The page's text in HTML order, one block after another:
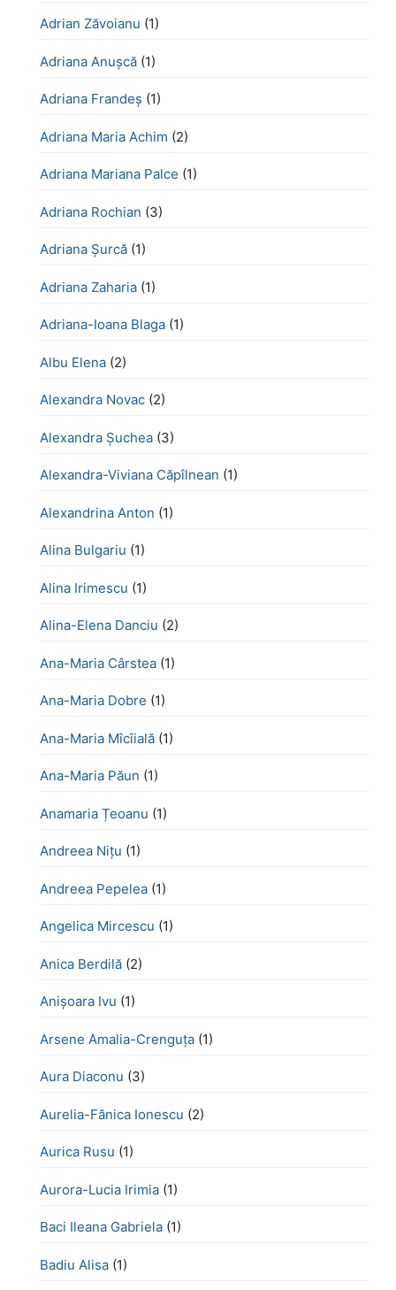
Adrian Zăvoianu (1)
Adriana Anușcă (1)
Adriana Frandeș (1)
Adriana Maria Achim (2)
Adriana Mariana Palce (1)
Adriana Rochian (3)
Adriana Șurcă (1)
Adriana Zaharia (1)
Adriana-Ioana Blaga (1)
Albu Elena (2)
Alexandra Novac (2)
Alexandra Șuchea (3)
Alexandra-Viviana Căpîlnean (1)
Alexandrina Anton (1)
Alina Bulgariu (1)
Alina Irimescu (1)
Alina-Elena Danciu (2)
Ana-Maria Cârstea (1)
Ana-Maria Dobre (1)
Ana-Maria Mîcîială (1)
Ana-Maria Păun (1)
Anamaria Țeoanu (1)
Andreea Nițu (1)
Andreea Pepelea (1)
Angelica Mircescu (1)
Anica Berdilă (2)
Anișoara Ivu (1)
Arsene Amalia-Crenguța (1)
Aura Diaconu (3)
Aurelia-Fănica Ionescu (2)
Aurica Rusu (1)
Aurora-Lucia Irimia (1)
Baci Ileana Gabriela (1)
Badiu Alisa (1)